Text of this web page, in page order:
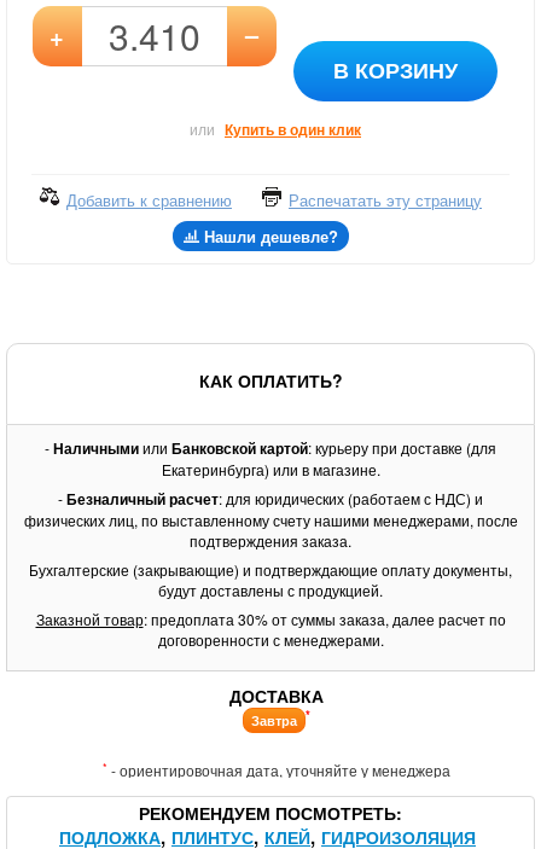
+ –
В КОРЗИНУ
или Купить в один клик
Добавить к сравнению
Распечатать эту страницу
Нашли дешевле?
КАК ОПЛАТИТЬ?
-Наличнымиили Банковской картой: курьеру при доставке (для
Екатеринбурга) или в магазине.
-Безналичный расчет: для юридических (работаем с НДС) и
физических лиц, по выставленному счету нашими менеджерами, после
подтверждения заказа.
Бухгалтерские (закрывающие) и подтверждающие оплату документы,
будут доставлены с продукцией.
Заказной товар: предоплата 30% от суммы заказа, далее расчет по
договоренности с менеджерами.
ДОСТАВКА
Завтра *
* - ориентировочная дата, уточняйте у менеджера
РЕКОМЕНДУЕМ ПОСМОТРЕТЬ
ПОДЛОЖКА ПЛИНТУС КЛЕЙ ГИДРОИЗОЛЯЦИЯ